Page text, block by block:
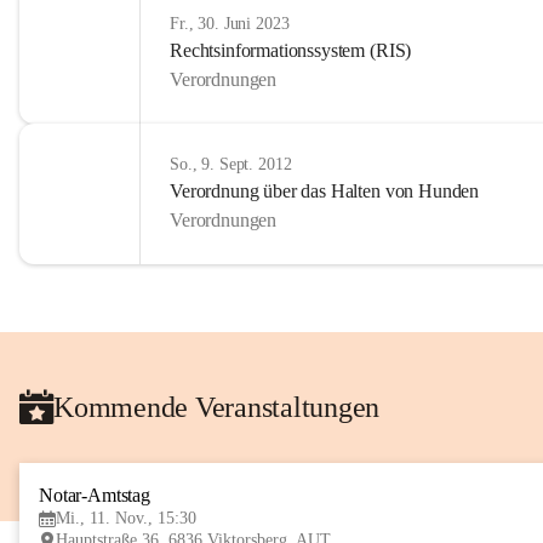
Fr., 30. Juni 2023
Rechtsinformationssystem (RIS)
Verordnungen
So., 9. Sept. 2012
Verordnung über das Halten von Hunden
Verordnungen
Kommende Veranstaltungen
Notar-Amtstag
Mi., 11. Nov., 15:30